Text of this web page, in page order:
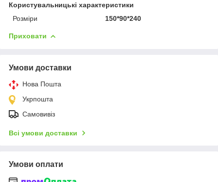
Користувальницькі характеристики
Розміри
150*90*240
Приховати
Умови доставки
Нова Пошта
Укрпошта
Самовивіз
Всі умови доставки
Умови оплати